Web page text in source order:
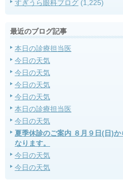
すぎうら眼科ブログ (1,225)
最近のブログ記事
本日の診療担当医
今日の天気
今日の天気
今日の天気
今日の天気
本日の診療担当医
今日の天気
夏季休診のご案内 ８月９日(日)
なります。
今日の天気
今日の天気